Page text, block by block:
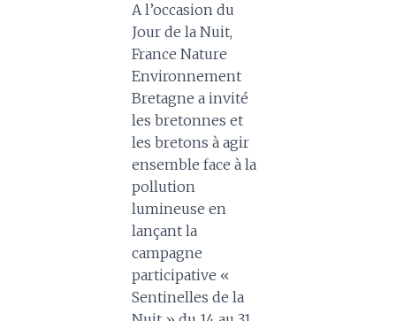
A l’occasion du
Jour de la Nuit,
France Nature
Environnement
Bretagne a invité
les bretonnes et
les bretons à agir
ensemble face à la
pollution
lumineuse en
lançant la
campagne
participative «
Sentinelles de la